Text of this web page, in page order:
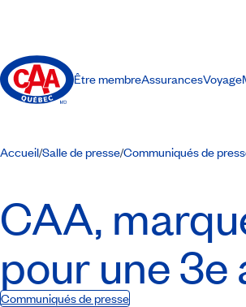
Être membreAssurancesVoyage
Accueil/Salle de presse/Communiqués de
CAA,
pour une 3e
Communiqués de presse